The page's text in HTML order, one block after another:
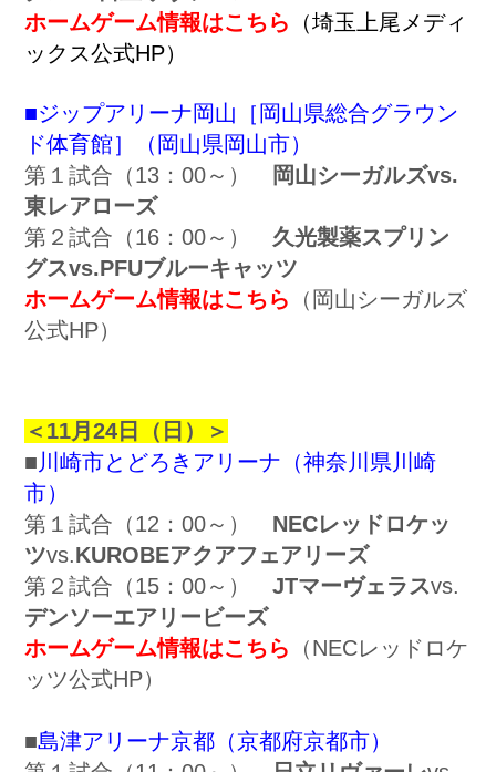
ホームゲーム情報はこちら
（埼玉上尾メディ
ックス公式HP）
■ジップアリーナ岡山［岡山県総合グラウン
ド体育館］（岡山県岡山市）
第１試合（13：00～）
岡山シーガルズvs.
東レアローズ
第２試合（16：00～） 久光製薬スプリン
グスvs.PFUブルーキャッツ
ホームゲーム情報はこちら
（岡山シーガルズ
公式HP）
＜11月24日（日）＞
■ 川崎市とどろきアリーナ（神奈川県川崎
市）
第１試合（12：00～） NECレッドロケッ
ツvs.KUROBEアクアフェアリーズ
第２試合（15：00～）JTマーヴェラスvs.
デンソーエアリービーズ
ホームゲーム情報はこちら
（NECレッドロケ
ッツ公式HP）
■島津アリーナ京都（京都府京都市）